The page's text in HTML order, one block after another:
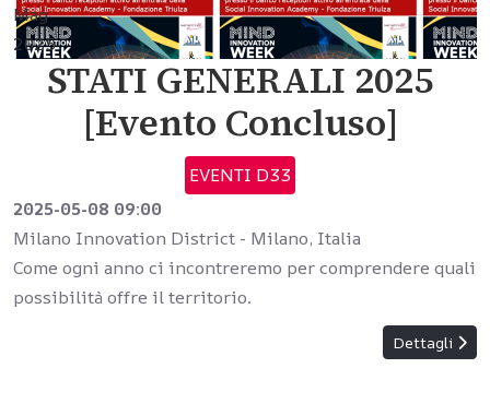
Mag
2025
STATI GENERALI 2025
[Evento Concluso]
EVENTI D33
2025-05-08 09:00
Milano Innovation District - Milano, Italia
Come ogni anno ci incontreremo per comprendere quali
possibilità offre il territorio.
Dettagli